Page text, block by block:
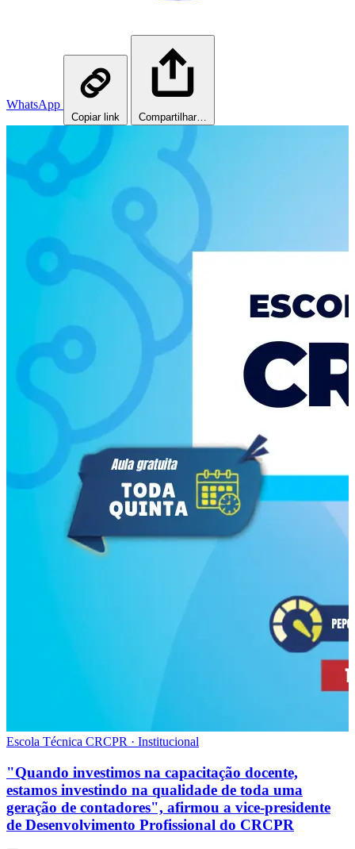
WhatsApp
Copiar link Compartilhar…
Escola Técnica CRCPR · Institucional
"Quando investimos na capacitação docente,
estamos investindo na qualidade de toda uma
geração de contadores", afirmou a vice-presidente
de Desenvolvimento Profissional do CRCPR